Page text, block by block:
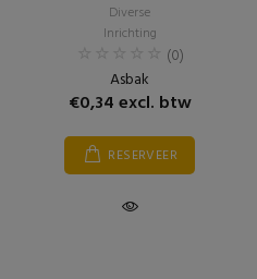
Diverse
Inrichting
(0)
Asbak
€0,34 excl. btw
RESERVEER